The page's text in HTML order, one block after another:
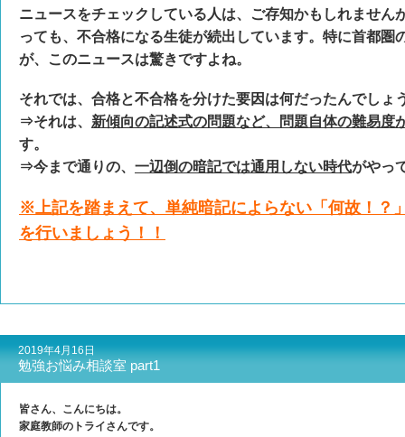
ニュースをチェックしている人は、ご存知かもしれません
っても、不合格になる生徒が続出しています。特に首都圏
が、このニュースは驚きですよね。
それでは、合格と不合格を分けた要因は何だったんでしょ
⇒それは、 新傾向の記述式の問題など、問題自体の難易度
す。
⇒今まで通りの、 一辺倒の暗記では通用しない時代がやっ
※上記を踏まえて、単純暗記によらない「何故！？
を行いましょう！！
2019年4月16日
勉強お悩み相談室 part1
皆さん、こんにちは。
家庭教師のトライさんです。